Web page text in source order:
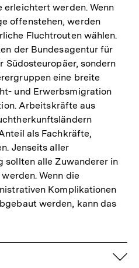
erleichtert werden. Wenn
offenstehen, werden
Fluchtrouten wählen.
der Bundesagentur für
sondern
eine breite
und Erwerbsmigration
Arbeitskräfte aus
als Fachkräfte,
Jenseits aller
sollten alle Zuwanderer in
Wenn die
Komplikationen
werden, kann das